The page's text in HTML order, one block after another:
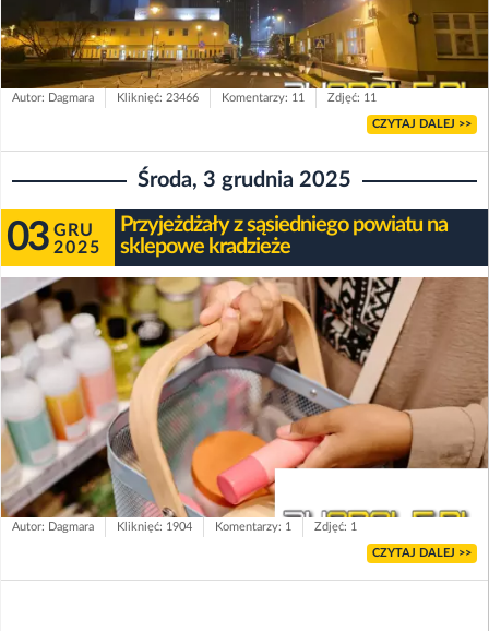
Autor: Dagmara Kliknięć: 23466 Komentarzy: 11 Zdjęć: 11
CZYTAJ DALEJ >>
Środa, 3 grudnia 2025
03 GRU
2025
Przyjeżdżały z sąsiedniego powiatu na
sklepowe kradzieże
Autor: Dagmara Kliknięć: 1904 Komentarzy: 1 Zdjęć: 1
CZYTAJ DALEJ >>